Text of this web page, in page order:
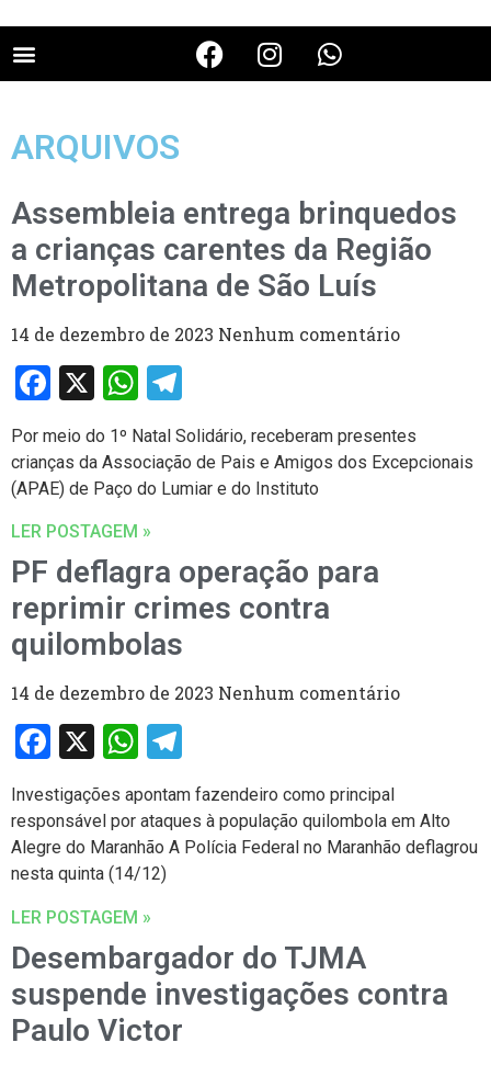
ARQUIVOS
Assembleia entrega brinquedos
a crianças carentes da Região
Metropolitana de São Luís
14 de dezembro de 2023 Nenhum comentário
Facebook
X WhatsApp
Por meio do 1º Natal Solidário, receberam presentes
crianças da Associação de Pais e Amigos dos Excepcionais
(APAE) de Paço do Lumiar e do Instituto
LER POSTAGEM »
PF deflagra operação para
reprimir crimes contra
quilombolas
14 de dezembro de 2023 Nenhum comentário
Facebook
X WhatsApp
Investigações apontam fazendeiro como principal
responsável por ataques à população quilombola em Alto
Alegre do Maranhão A Polícia Federal no Maranhão deflagrou
nesta quinta (14/12)
LER POSTAGEM »
Desembargador do TJMA
suspende investigações contra
Paulo Victor